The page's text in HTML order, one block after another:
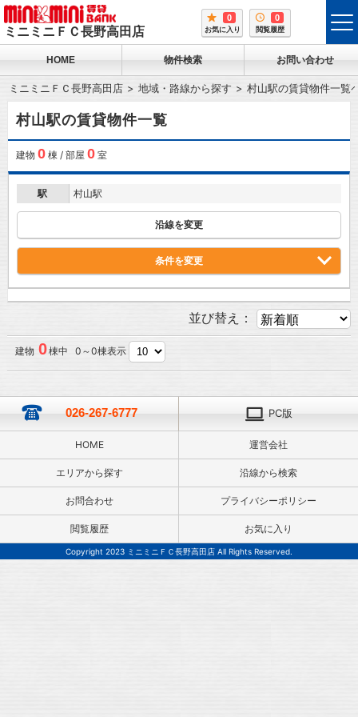
ミニミニＦＣ長野高田店
0
お気に入り
0
閲覧履歴
HOME 物件検索 お問い合わせ
ミニミニＦＣ長野高田店 地域・路線から探す 村山駅の賃貸物件一覧
村山駅の賃貸物件一覧
建物 0棟 / 部屋 0室
駅 村山駅
沿線を変更
条件を変更
並び替え：
建物 0棟中 0～0棟表示
026-267-6777 PC版
HOME 運営会社
エリアから探す 沿線から検索
お問合わせ プライバシーポリシー
閲覧履歴 お気に入り
Copyright 2023 ミニミニＦＣ長野高田店 All Rights Reserved.